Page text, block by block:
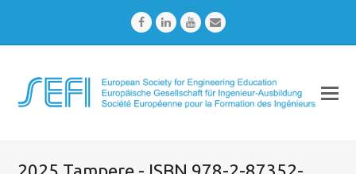
FacebookLinkedInYoutubeEmail